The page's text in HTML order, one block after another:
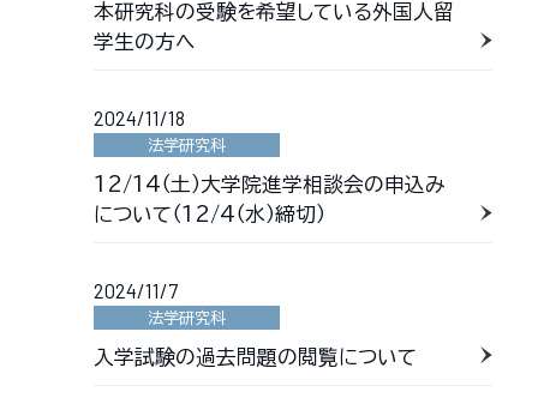
本研究科の受験を希望している外国人留
学生の方へ
2024/11/18
法学研究科
12/14（土）大学院進学相談会の申込み
について（12/4（水）締切）
2024/11/7
法学研究科
入学試験の過去問題の閲覧について